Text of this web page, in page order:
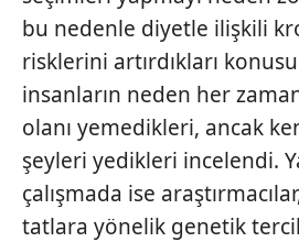
bu nedenle diyetle ilişkili
risklerini artırdıkları konusu
insanların neden her
olanı yemedikleri, ancak
şeyleri yedikleri incelendi.
çalışmada ise
tatlara yönelik genetik